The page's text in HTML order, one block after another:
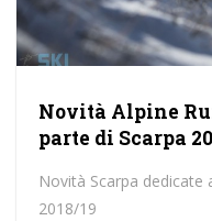
Novità Alpine
parte di Scarpa
Novità Scarpa dedicate
2018/19